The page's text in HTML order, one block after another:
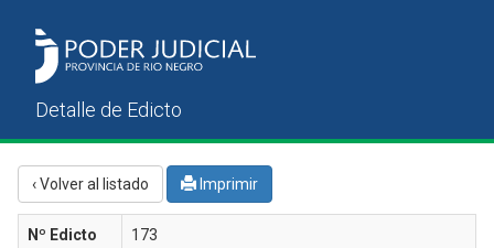
‹ Volver al listado Imprimir
Nº Edicto 173